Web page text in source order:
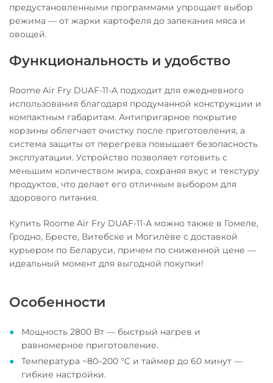
предустановленными программами упрощает выбор
режима — от жарки картофеля до запекания мяса и
овощей.
Функциональность и удобство
Roome Air Fry DUAF-11-A подходит для ежедневного
использования благодаря продуманной конструкции и
компактным габаритам. Антипригарное покрытие
корзины облегчает очистку после приготовления, а
система защиты от перегрева повышает безопасность
эксплуатации. Устройство позволяет готовить с
меньшим количеством жира, сохраняя вкус и текстуру
продуктов, что делает его отличным выбором для
здорового питания.
Купить Roome Air Fry DUAF-11-A можно также в Гомеле,
Гродно, Бресте, Витебске и Могилёве с доставкой
курьером по Беларуси, причем по сниженной цене —
идеальный момент для выгодной покупки!
Особенности
Мощность 2800 Вт — быстрый нагрев и
равномерное приготовление.
Температура ~80–200 °C и таймер до 60 минут —
гибкие настройки.